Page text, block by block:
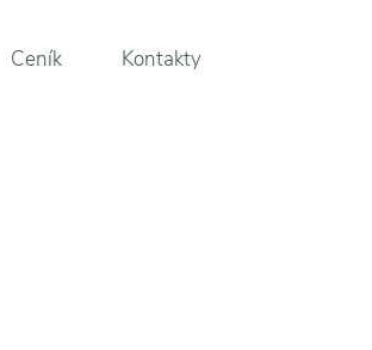
Ceník Kontakty